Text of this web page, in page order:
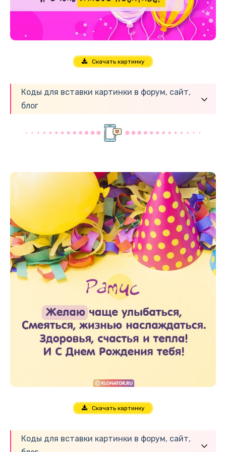
Скачать картинку
Коды для вставки картинки в форум, сайт,
блог
Скачать картинку
Коды для вставки картинки в форум, сайт,